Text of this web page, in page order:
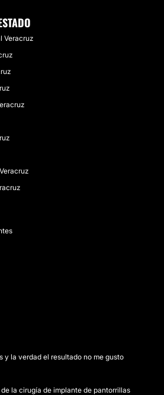
Veracruz
y la verdad el resultado no me gusto
la cirugía de implante de pantorrillas